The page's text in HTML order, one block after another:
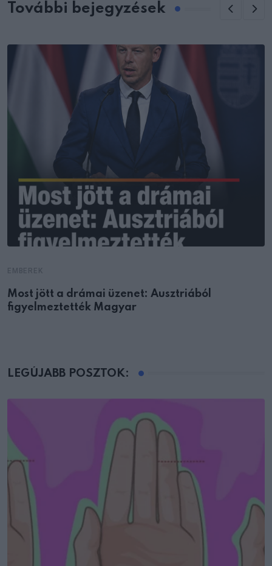
További bejegyzések
Most jött a drámai üzenet: Ausztriából
figyelmeztették Magyar
LEGÚJABB POSZTOK: